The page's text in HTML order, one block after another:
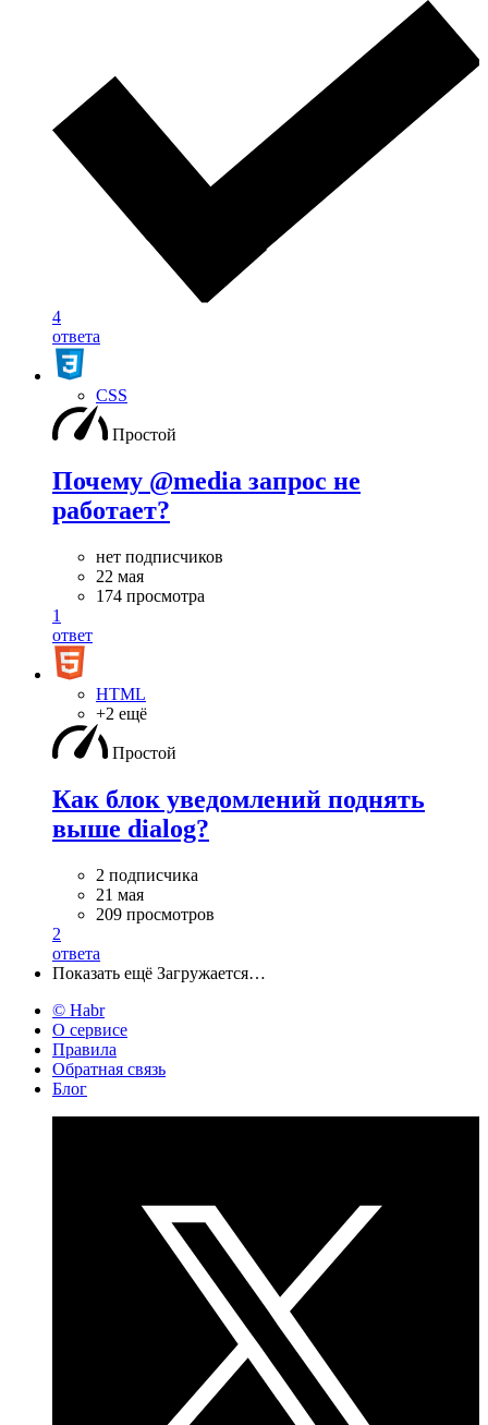
4
ответа
CSS
Простой
Почему @media запрос не
работает?
нет подписчиков
22 мая
174 просмотра
1
ответ
HTML
+2 ещё
Простой
Как блок уведомлений поднять
выше dialog?
2 подписчика
21 мая
209 просмотров
2
ответа
Показать ещё Загружается…
© Habr
О сервисе
Правила
Обратная связь
Блог